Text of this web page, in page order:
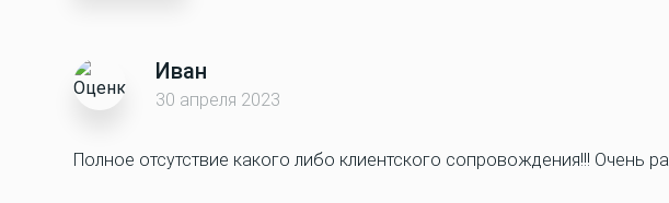
Иван
30 апреля 2023
Полное отсутствие какого либо клиентского сопровождения!!! Очень